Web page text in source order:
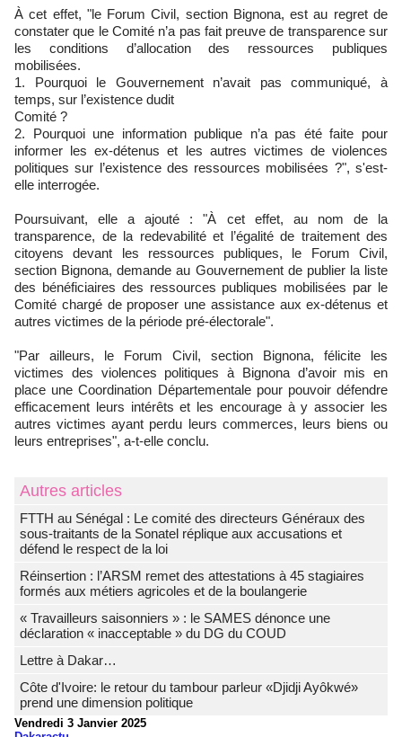
À cet effet, "le Forum Civil, section Bignona, est au regret de
constater que le Comité n’a pas fait preuve de transparence sur
les conditions d’allocation des ressources publiques
mobilisées.
1. Pourquoi le Gouvernement n’avait pas communiqué, à
temps, sur l’existence dudit
Comité ?
2. Pourquoi une information publique n’a pas été faite pour
informer les ex-détenus et les autres victimes de violences
politiques sur l’existence des ressources mobilisées ?", s'est-
elle interrogée.
Poursuivant, elle a ajouté : "À cet effet, au nom de la
transparence, de la redevabilité et l’égalité de traitement des
citoyens devant les ressources publiques, le Forum Civil,
section Bignona, demande au Gouvernement de publier la liste
des bénéficiaires des ressources publiques mobilisées par le
Comité chargé de proposer une assistance aux ex-détenus et
autres victimes de la période pré-électorale".
"Par ailleurs, le Forum Civil, section Bignona, félicite les
victimes des violences politiques à Bignona d’avoir mis en
place une Coordination Départementale pour pouvoir défendre
efficacement leurs intérêts et les encourage à y associer les
autres victimes ayant perdu leurs commerces, leurs biens ou
leurs entreprises", a-t-elle conclu.
Autres articles
FTTH au Sénégal : Le comité des directeurs Généraux des
sous-traitants de la Sonatel réplique aux accusations et
défend le respect de la loi
Réinsertion : l’ARSM remet des attestations à 45 stagiaires
formés aux métiers agricoles et de la boulangerie
« Travailleurs saisonniers » : le SAMES dénonce une
déclaration « inacceptable » du DG du COUD
Lettre à Dakar…
Côte d'Ivoire: le retour du tambour parleur «Djidji Ayôkwé»
prend une dimension politique
Vendredi 3 Janvier 2025